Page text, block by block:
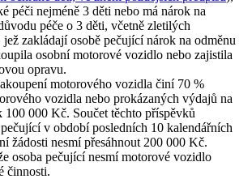
péči nejméně 3 děti nebo má nárok na
péče o 3 děti, včetně zletilých
jež zakládají osobě pečující nárok na odměnu
osobní motorové vozidlo nebo zajistila
opravu.
motorového vozidla činí 70 %
vozidla nebo prokázaných výdajů na
100 000 Kč. Součet těchto příspěvků
v období posledních 10 kalendářních
žádosti nesmí přesáhnout 200 000 Kč.
osoba pečující nesmí motorové vozidlo
činnosti.